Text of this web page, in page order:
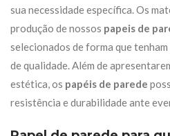
sua necessidade específica. Os
produção de nossos papeis de
selecionados de forma que
de qualidade. Além de
estética, os papéis de parede
resistência e durabilidade ante